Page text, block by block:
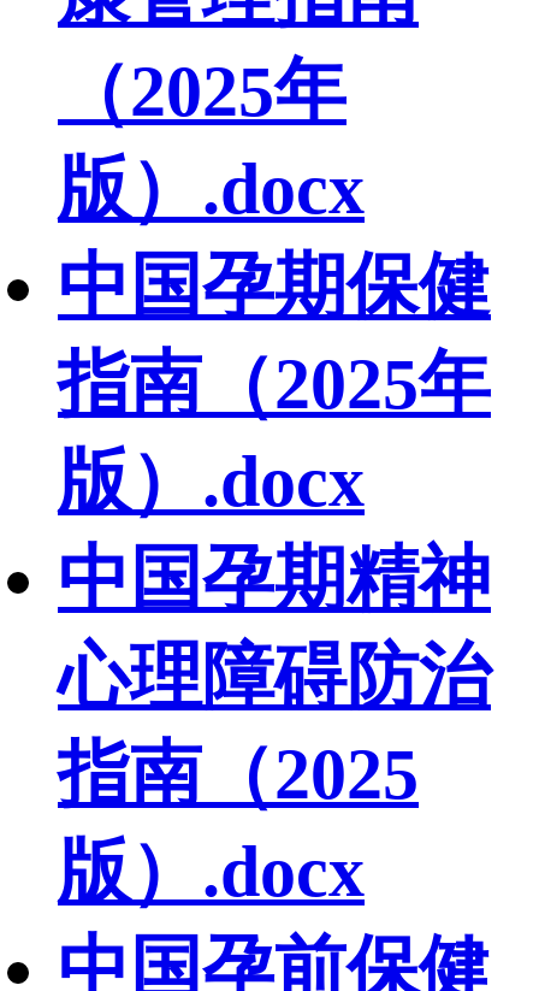
（2025年
版）.docx
中国孕期保健
指南（2025年
版）.docx
中国孕期精神
心理障碍防治
指南（2025
版）.docx
中国孕前保健